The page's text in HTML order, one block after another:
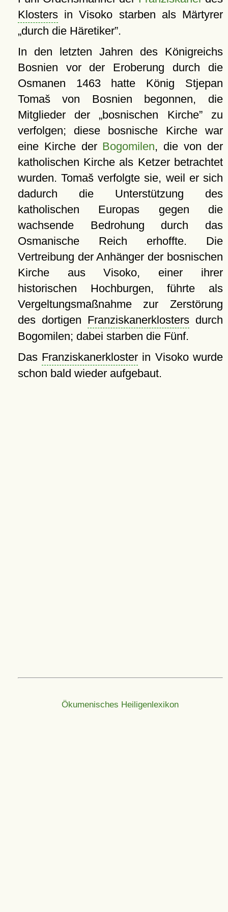
Klostersin Visoko starben als Märtyrer
durch die Häretiker .
In den letzten Jahren des Königreichs
Bosnien vor der Eroberung durch die
Osmanen 1463 hatte König Stjepan
Tomaš von Bosnien begonnen, die
Mitglieder der bosnischen Kirche zu
verfolgen; diese bosnische Kirche war
eine Kirche der Bogomilen, die von der
katholischen Kirche als Ketzer betrachtet
wurden. Tomaš verfolgte sie, weil er sich
dadurch die Unterstützung des
katholischen Europas gegen die
wachsende Bedrohung durch das
Osmanische Reich erhoffte. Die
Vertreibung der Anhänger der bosnischen
Kirche aus Visoko, einer ihrer
historischen Hochburgen, führte als
Vergeltungsmaßnahme zur Zerstörung
des dortigen Franziskanerklostersdurch
Bogomilen; dabei starben die Fünf.
Das Franziskanerkloster in Visoko wurde
schon bald wieder aufgebaut.
Ökumenisches Heiligenlexikon